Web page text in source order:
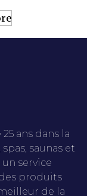
ans dans la
saunas et
un service
produits
de la